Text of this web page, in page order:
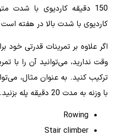
کاردیوی با شدت بالا در هفته
اگر علاوه بر تمرینات قدرتی خود
وقت ندارید، می‌توانید آن را با
ترکیب کنید. به عنوان مثال،
با وزنه به مدت 20 دقیقه پله بزنید.
Rowing
Stair climber